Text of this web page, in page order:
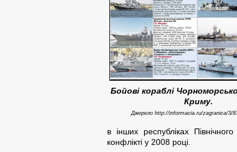
Бойові кораблі
Криму.
Джерело http://informacia.ru/zagranica/3/
в інших республіках
конфлікті у 2008 році.